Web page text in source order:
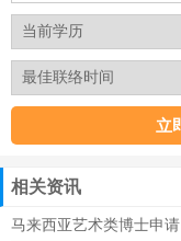
相关资讯
马来西亚艺术类博士申请